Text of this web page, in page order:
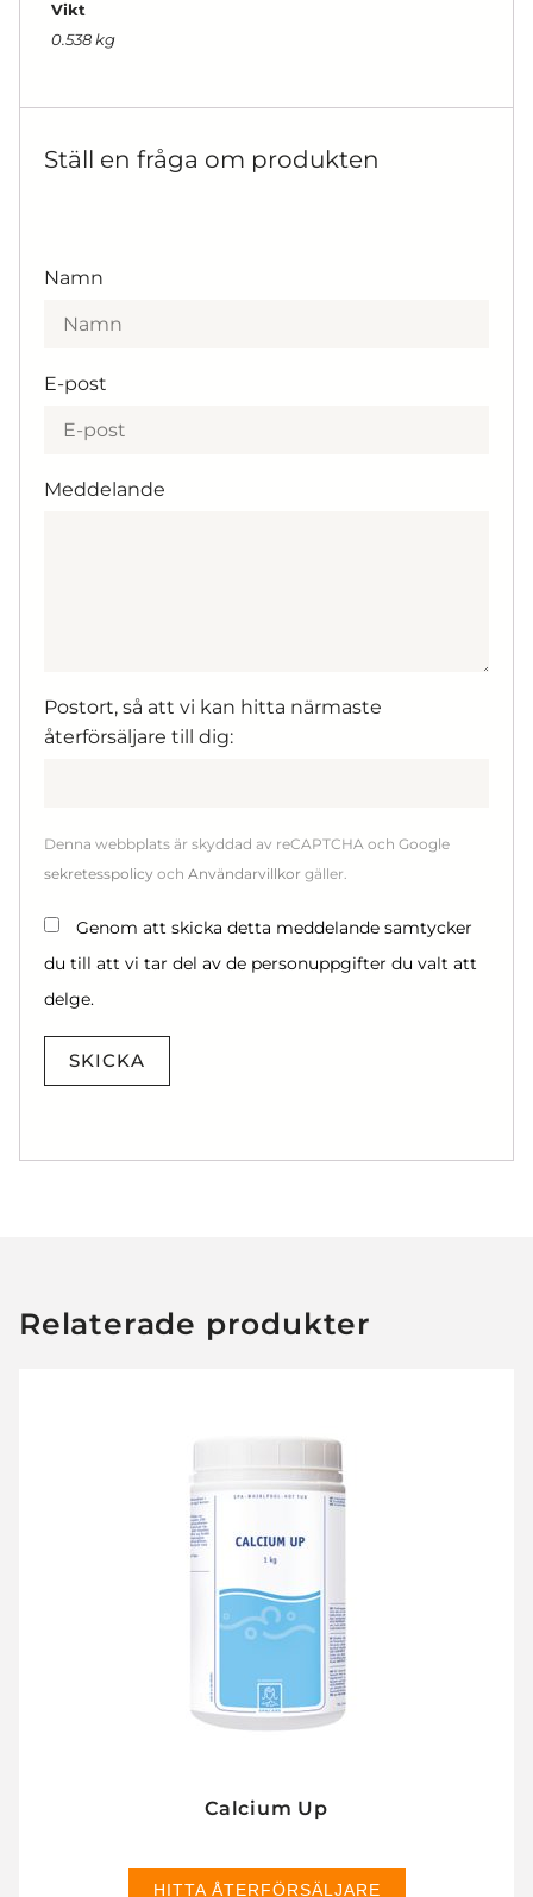
Vikt
0.538 kg
Ställ en fråga om produkten
Namn
E-post
Meddelande
Postort, så att vi kan hitta närmaste
återförsäljare till dig:
Denna webbplats är skyddad av reCAPTCHA och Google
sekretesspolicy och Användarvillkor gäller.
Genom att skicka detta meddelande samtycker
du till att vi tar del av de personuppgifter du valt att
delge.
SKICKA
Relaterade produkter
Calcium Up
HITTA ÅTERFÖRSÄLJARE